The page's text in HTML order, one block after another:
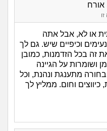
או לא, אבל אתה
וכיפיים שיש. גם לך
זה בכל הזדמנות, כמובן
על הגיינה
מתענגת ונהנת, וכל
וחום. ממליץ לך